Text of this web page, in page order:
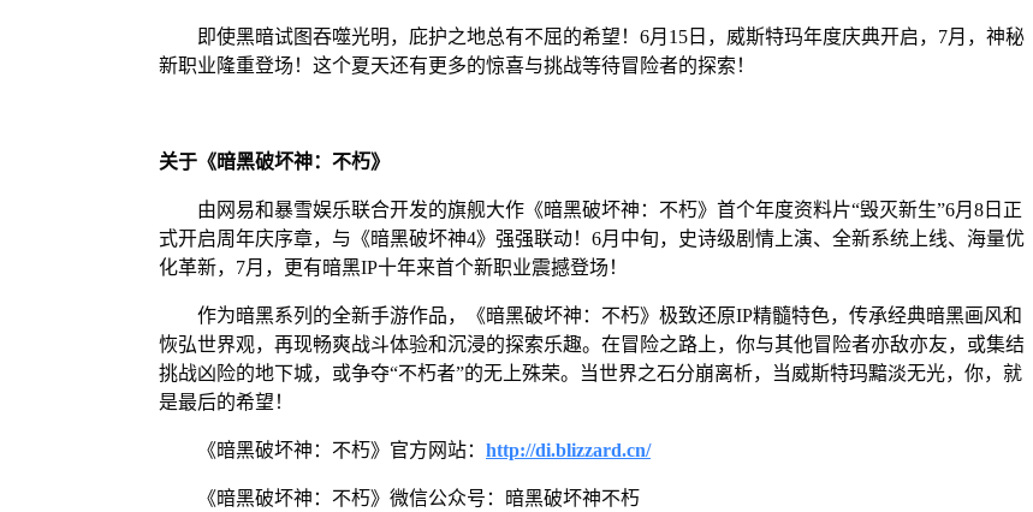
即使黑暗试图吞噬光明，庇护之地总有不屈的希望！6月15日，威斯特玛年度庆典开启，7月，神秘
新职业隆重登场！这个夏天还有更多的惊喜与挑战等待冒险者的探索！
关于《暗黑破坏神：不朽》
由网易和暴雪娱乐联合开发的旗舰大作《暗黑破坏神：不朽》首个年度资料片“毁灭新生”6月8日正
式开启周年庆序章，与《暗黑破坏神4》强强联动！6月中旬，史诗级剧情上演、全新系统上线、海量优
化革新，7月，更有暗黑IP十年来首个新职业震撼登场！
作为暗黑系列的全新手游作品，《暗黑破坏神：不朽》极致还原IP精髓特色，传承经典暗黑画风和
恢弘世界观，再现畅爽战斗体验和沉浸的探索乐趣。在冒险之路上，你与其他冒险者亦敌亦友，或集结
挑战凶险的地下城，或争夺“不朽者”的无上殊荣。当世界之石分崩离析，当威斯特玛黯淡无光，你，就
是最后的希望！
《暗黑破坏神：不朽》官方网站： http://di.blizzard.cn/
《暗黑破坏神：不朽》微信公众号：暗黑破坏神不朽